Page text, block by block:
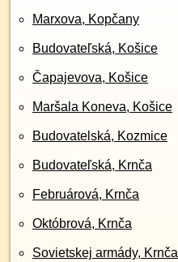
Marxova, Kopčany
Budovateľská, Košice
Čapajevova, Košice
Maršala Koneva, Košice
Budovatelská, Kozmice
Budovateľská, Krnča
Februárová, Krnča
Októbrová, Krnča
Sovietskej armády, Krnča